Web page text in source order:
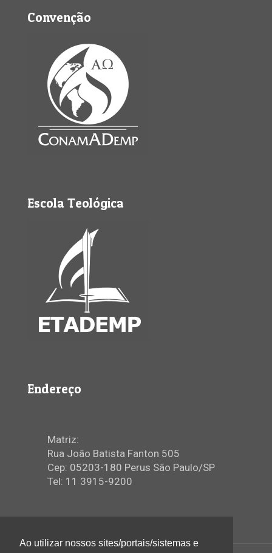
Convenção
Escola Teológica
Endereço
Matriz:
Rua João Batista Fanton 505
Cep: 05203-180 Perus São Paulo/SP
Tel: 11 3915-9200
Ao utilizar nossos sites/portais/sistemas e